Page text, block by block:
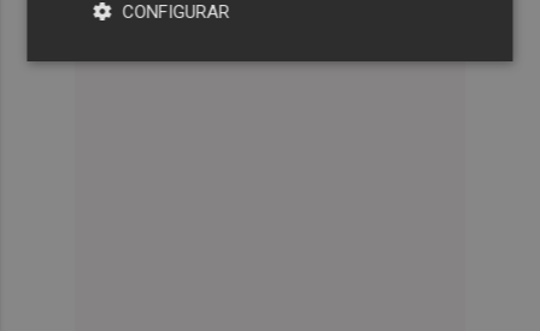
CONFIGURAR